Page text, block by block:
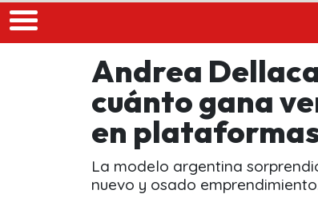
Andrea
cuánto gana
en
La modelo argentina
nuevo y osado